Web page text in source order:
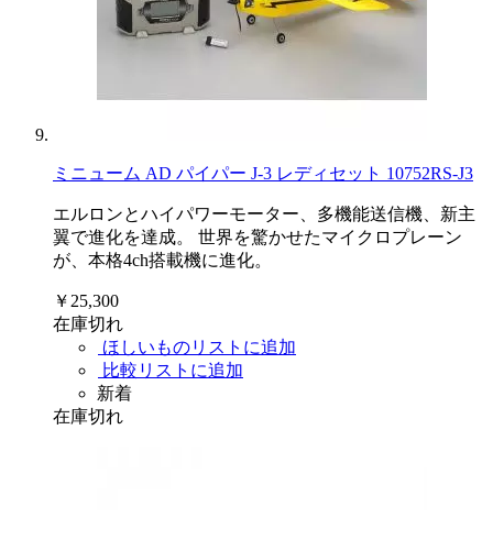
ミニューム AD パイパー J-3 レディセット 10752RS-J3
エルロンとハイパワーモーター、多機能送信機、新主
翼で進化を達成。 世界を驚かせたマイクロプレーン
が、本格4ch搭載機に進化。
￥25,300
在庫切れ
ほしいものリストに追加
比較リストに追加
新着
在庫切れ